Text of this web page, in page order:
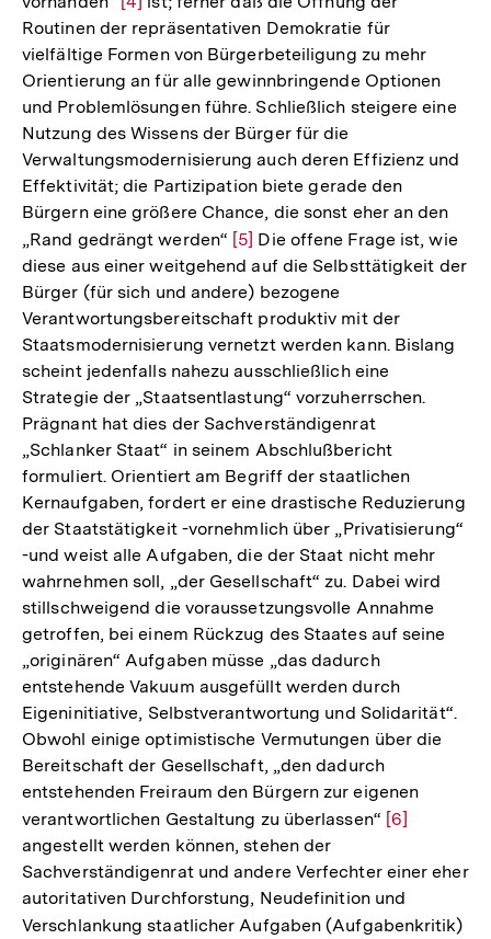
Auflösung
der
Fußnote
Routinen der repräsentativen Demokratie für
vielfältige Formen von Bürgerbeteiligung zu mehr
Orientierung an für alle gewinnbringende Optionen
und Problemlösungen führe. Schließlich steigere eine
Nutzung des Wissens der Bürger für die
Verwaltungsmodernisierung auch deren Effizienz und
Effektivität; die Partizipation biete gerade den
Bürgern eine größere Chance, die sonst eher an den
„Rand gedrängt werden“ Zur
Auflösung
der
Fußnote
[5] Die offene Frage ist, wie
diese aus einer weitgehend auf die Selbsttätigkeit der
Bürger (für sich und andere) bezogene
Verantwortungsbereitschaft produktiv mit der
Staatsmodernisierung vernetzt werden kann. Bislang
scheint jedenfalls nahezu ausschließlich eine
Strategie der „Staatsentlastung“ vorzuherrschen.
Prägnant hat dies der Sachverständigenrat
„Schlanker Staat“ in seinem Abschlußbericht
formuliert. Orientiert am Begriff der staatlichen
Kernaufgaben, fordert er eine drastische Reduzierung
der Staatstätigkeit -vornehmlich über „Privatisierung“
-und weist alle Aufgaben, die der Staat nicht mehr
wahrnehmen soll, „der Gesellschaft“ zu. Dabei wird
stillschweigend die voraussetzungsvolle Annahme
getroffen, bei einem Rückzug des Staates auf seine
„originären“ Aufgaben müsse „das dadurch
entstehende Vakuum ausgefüllt werden durch
Eigeninitiative, Selbstverantwortung und Solidarität“.
Obwohl einige optimistische Vermutungen über die
Bereitschaft der Gesellschaft, „den dadurch
entstehenden Freiraum den Bürgern zur eigenen
verantwortlichen Gestaltung zu überlassen“ Zur
der
Fußnote
[6]
angestellt werden können, stehen der
Sachverständigenrat und andere Verfechter einer eher
autoritativen Durchforstung, Neudefinition und
Verschlankung staatlicher Aufgaben (Aufgabenkritik)